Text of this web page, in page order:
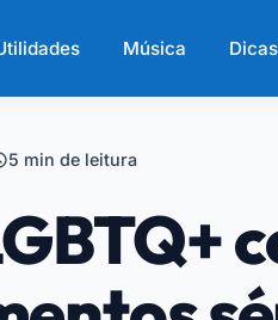
Música Dicas
5 min de leitura